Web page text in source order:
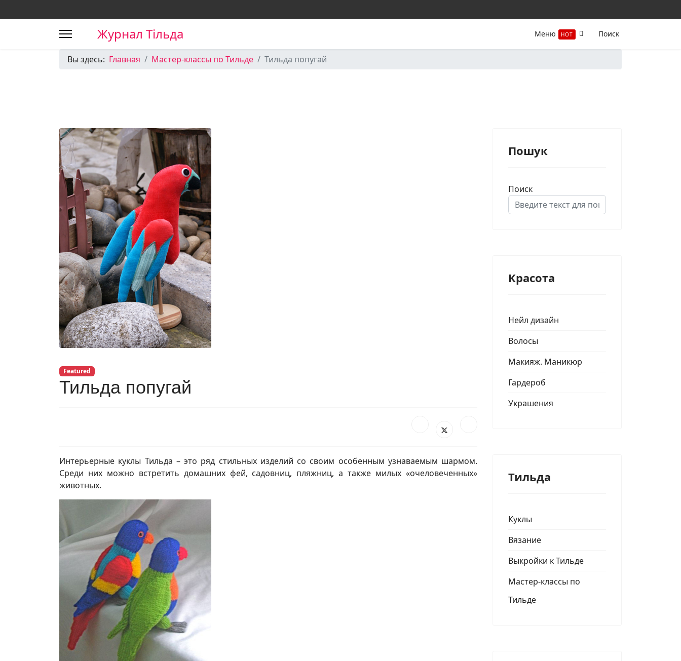
Журнал Тільда Меню HOT Поиск
Вы здесь: Главная Мастер-классы по Тильде Тильда попугай
Featured
Тильда попугай
Интерьерные куклы Тильда – это ряд стильных изделий со своим особенным узнаваемым шармом.
Среди них можно встретить домашних фей, садовниц, пляжниц, а также милых «очеловеченных»
животных.
Пошук
Поиск
Красота
Нейл дизайн
Волосы
Макияж. Маникюр
Гардероб
Украшения
Тильда
Куклы
Вязание
Выкройки к Тильде
Мастер-классы по
Тильде